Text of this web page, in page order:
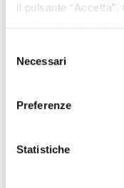
il pulsante
delNecessari
Preferenze
Statistiche